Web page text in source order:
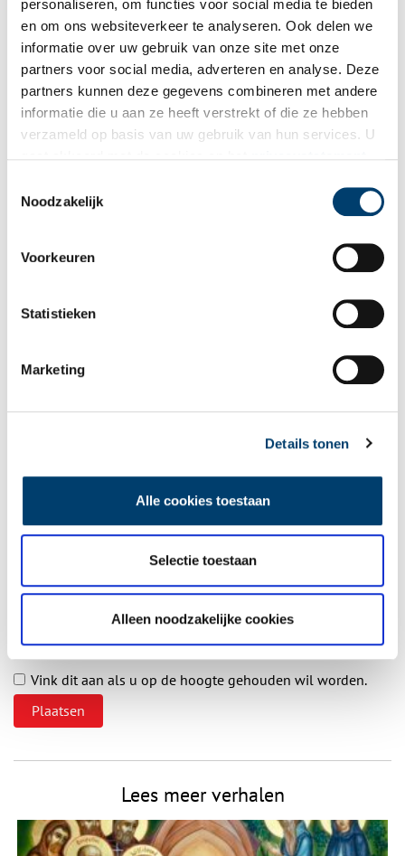
personaliseren, om functies voor social media te bieden
en om ons websiteverkeer te analyseren. Ook delen we
informatie over uw gebruik van onze site met onze
partners voor social media, adverteren en analyse. Deze
partners kunnen deze gegevens combineren met andere
informatie die u aan ze heeft verstrekt of die ze hebben
verzameld op basis van uw gebruik van hun services. U
Noodzakelijk
Voorkeuren
Statistieken
Marketing
Details tonen
Alle cookies toestaan
Selectie toestaan
Alleen noodzakelijke cookies
Publicatiedatum: 29/05/2012
Ontvang de nieuwsbrief
wekelijkse nieuwsbrief!
Vereiste velden zijn gemarkeerd met *. Het e-mailadres wordt niet
Naam*
Vink dit aan als u op de hoogte gehouden wil worden.
Lees meer verhalen